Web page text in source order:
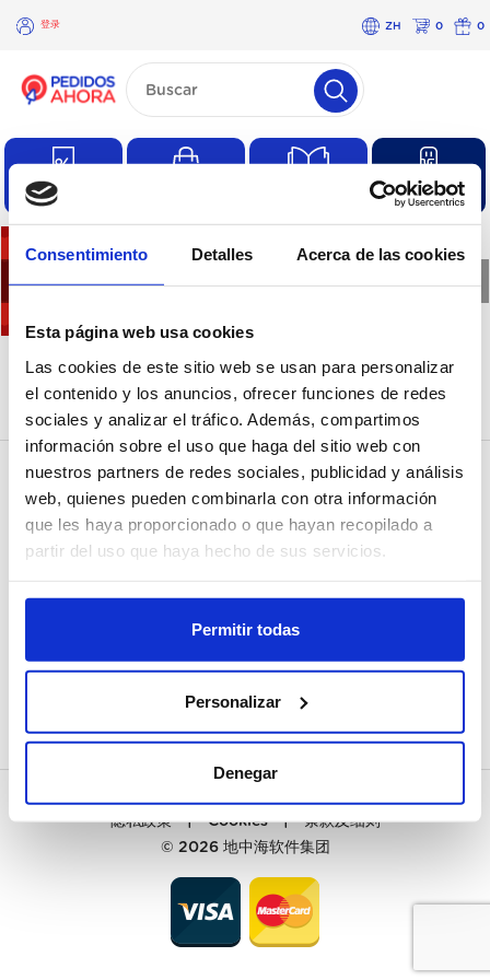
Consentimiento Detalles Acerca de las cookies
Esta página web usa cookies
Las cookies de este sitio web se usan para personalizar
el contenido y los anuncios, ofrecer funciones de redes
sociales y analizar el tráfico. Además, compartimos
información sobre el uso que haga del sitio web con
nuestros partners de redes sociales, publicidad y análisis
web, quienes pueden combinarla con otra información
que les haya proporcionado o que hayan recopilado a
partir del uso que haya hecho de sus servicios.
Permitir todas
Personalizar
Denegar
登录 ZH 0 0
×
登
优惠 产品
❮
没有这一类的产品
我的账户
客户服务
隐私政策 | Cookies |
条款及细则
© 2026 地中海软件集团